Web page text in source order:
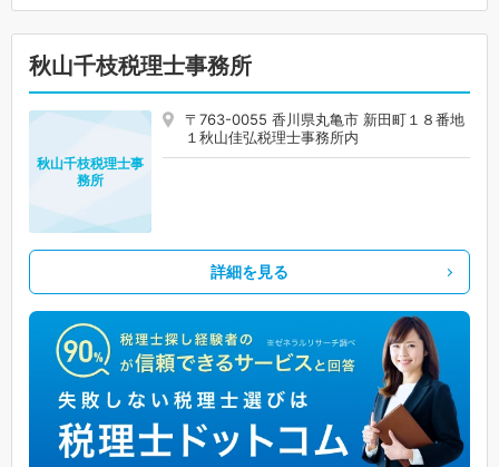
秋山千枝税理士事務所
〒763-0055 香川県丸亀市 新田町１８番地
１秋山佳弘税理士事務所内
秋山千枝税理士事
務所
詳細を見る